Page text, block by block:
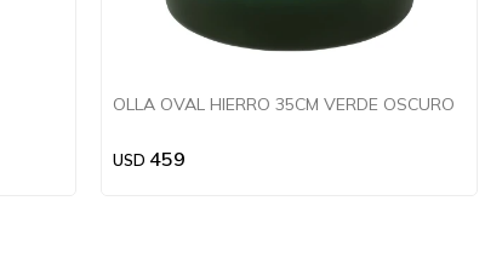
OLLA OVAL HIERRO 35CM VERDE OSCURO
USD 459